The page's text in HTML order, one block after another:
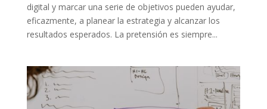
digital y marcar una serie de objetivos pueden ayudar,
eficazmente, a planear la estrategia y alcanzar los
resultados esperados. La pretensión es siempre...